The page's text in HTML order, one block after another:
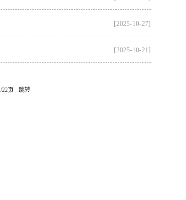
[2025-10-27]
[2025-10-21]
/22页 跳转